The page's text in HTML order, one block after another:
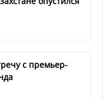
с премьер-